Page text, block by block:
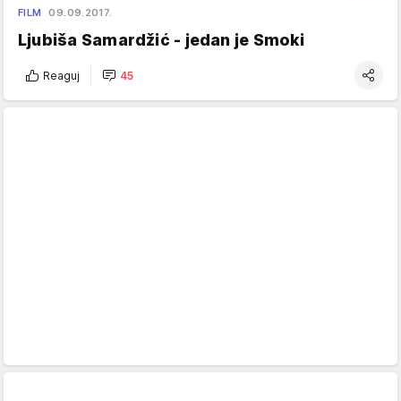
FILM 09.09.2017.
Ljubiša Samardžić - jedan je Smoki
Reaguj 45